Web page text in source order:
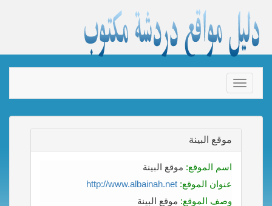
Toggle
navigation
موقع البينة
اسم الموقع: موقع البينة
عنوان الموقع: http://www.albainah.net
وصف الموقع: موقع البينة